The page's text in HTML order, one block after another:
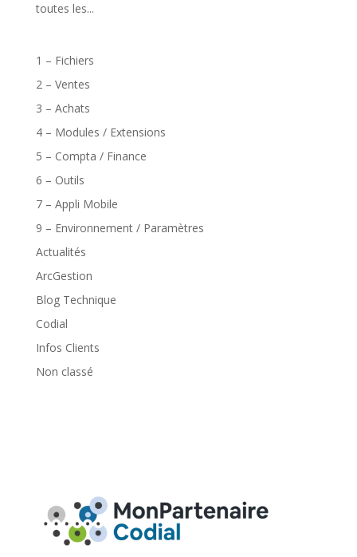
toutes les...
1 – Fichiers
2 – Ventes
3 – Achats
4 – Modules / Extensions
5 – Compta / Finance
6 – Outils
7 – Appli Mobile
9 – Environnement / Paramètres
Actualités
ArcGestion
Blog Technique
Codial
Infos Clients
Non classé